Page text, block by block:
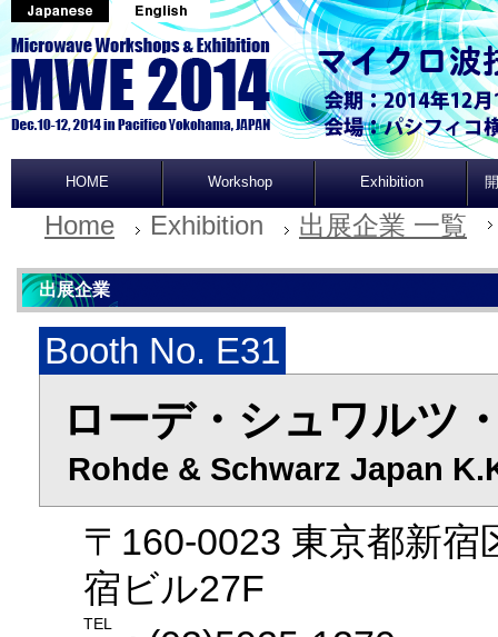
HOME Workshop Exhibition
Home Exhibition 出展企業 一覧
出展企業
Booth No. E31
ローデ・シュワルツ
Rohde & Schwarz Japan
〒160-0023 東京都新
宿ビル27F
TEL